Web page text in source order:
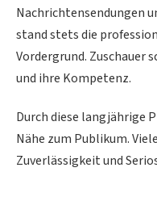
Nachrichtensendungen
stand stets die
Vordergrund. Zuschauer
und ihre Kompetenz.
Durch diese langjährige
Nähe zum Publikum.
Zuverlässigkeit und